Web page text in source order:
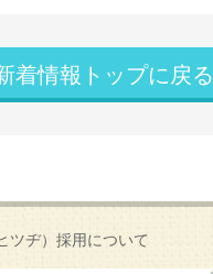
着情報トップに戻る
ツヂ）採用について